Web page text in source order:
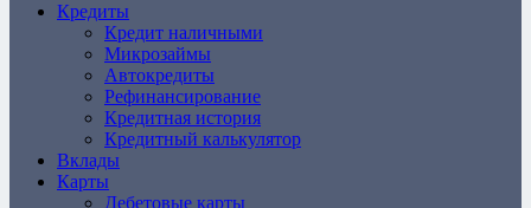
ZaymFinans
Кредиты
Кредит наличными
Микрозаймы
Автокредиты
Рефинансирование
Кредитная история
Кредитный калькулятор
Вклады
Карты
Дебетовые карты